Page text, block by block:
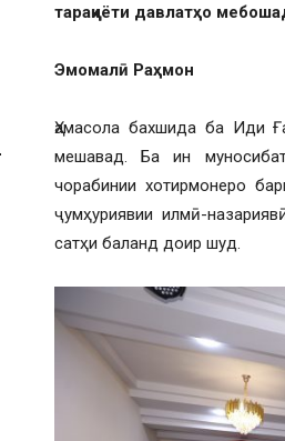
тараққиёти давлатҳо
Эмомалӣ Раҳмон
Ҳамасола бахшида ба Иди
мешавад. Ба ин
чорабинии хотирмонеро
ҷумҳуриявии илмӣ-
сатҳи баланд доир шуд.